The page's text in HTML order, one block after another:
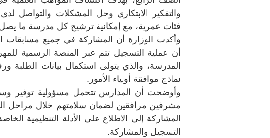
والتفكير الابتكاري وحل المشكلات والتواصل
فئات عمرية، مع إمكانية ترشيح كل مدرسة ما
وأكدت الوزارة أن المشاركة في جميع مسابقات
أن عملية التسجيل تتم عبر المنصة الرسمية
المدرسة، والذي يتولى استكمال بيانات الطلبة
نماذج موافقة أولياء الأمور.
وأوضحت أن المدارس تتحمل مسؤولية توفير
مشرفين مرافقين لضمان سلامتهم خلال مراحل
المشاركة إلى الاطلاع على الأدلة التنظيمية
التسجيل والمشاركة.